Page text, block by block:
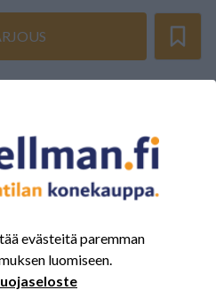
evästeitä paremman
luomiseen.